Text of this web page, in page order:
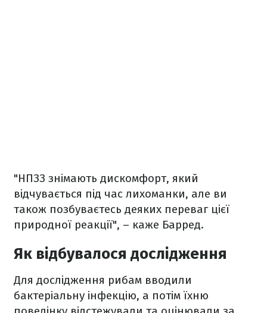
"НПЗЗ знімають дискомфорт, який
відчувається під час лихоманки, але ви
також позбуваєтесь деяких переваг цієї
природної реакції", – каже Барред.
Як відбувалося дослідження
Для дослідження рибам вводили
бактеріальну інфекцію, а потім їхню